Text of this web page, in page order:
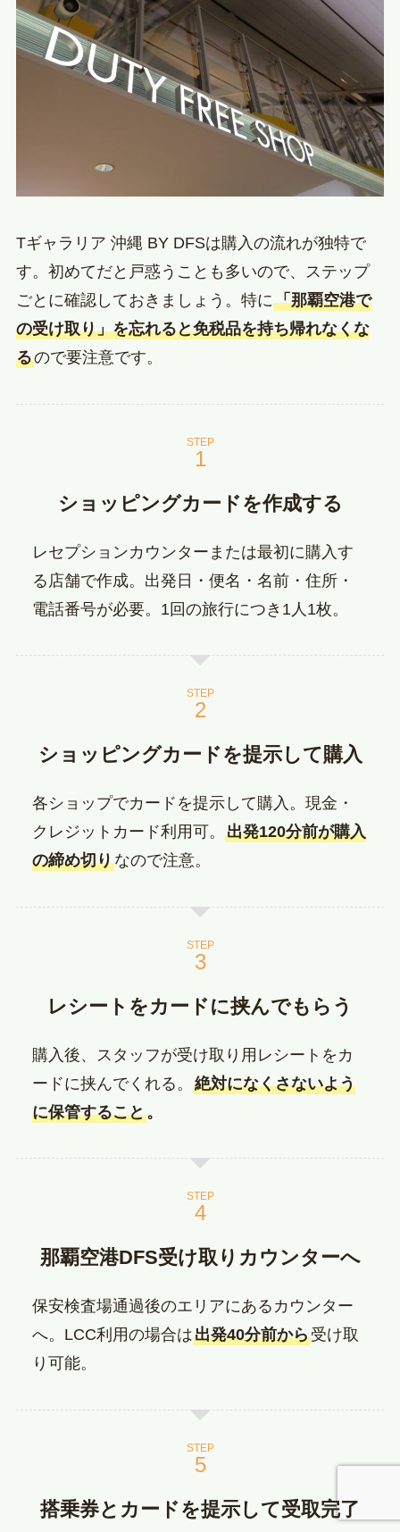
Tギャラリア 沖縄 BY DFSは購入の流れが独特で
す。初めてだと戸惑うことも多いので、ステップ
ごとに確認しておきましょう。特に「那覇空港で
の受け取り」を忘れると免税品を持ち帰れなくな
るので要注意です。
STEP
ショッピングカードを作成する
レセプションカウンターまたは最初に購入す
る店舗で作成。出発日・便名・名前・住所・
電話番号が必要。1回の旅行につき1人1枚。
STEP
ショッピングカードを提示して購入
各ショップでカードを提示して購入。現金・
クレジットカード利用可。 出発120分前が購入
の締め切りなので注意。
STEP
レシートをカードに挟んでもらう
購入後、スタッフが受け取り用レシートをカ
ードに挟んでくれる。 絶対になくさないよう
に保管すること。
STEP
那覇空港DFS受け取りカウンターへ
保安検査場通過後のエリアにあるカウンター
へ。LCC利用の場合は出発40分前から受け取
り可能。
STEP
搭乗券とカードを提示して受取完了